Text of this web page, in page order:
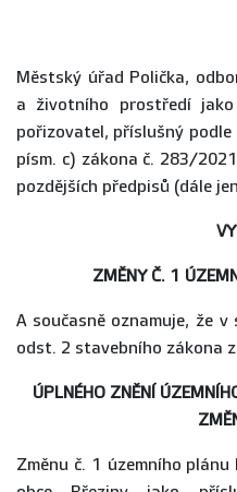
Městský úřad Polička,
a životního prostředí
pořizovatel, příslušný
písm. c) zákona č. 283/
pozdějších předpisů (dále
ZMĚNY Č. 1
A současně oznamuje, že
odst. 2 stavebního zákona
ÚPLNÉHO ZNĚNÍ
Změnu č. 1 územního